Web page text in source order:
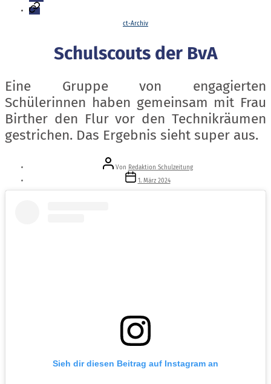
Login
Kategorien
ct-Archiv
Schulscouts der BvA
Eine Gruppe von engagierten
Schülerinnen haben gemeinsam mit Frau
Birther den Flur vor den Technikräumen
gestrichen. Das Ergebnis sieht super aus.
Beitragsautor
Von Redaktion Schulzeitung
Veröffentlichungsdatum
1. März 2024
Sieh dir diesen Beitrag auf Instagram an